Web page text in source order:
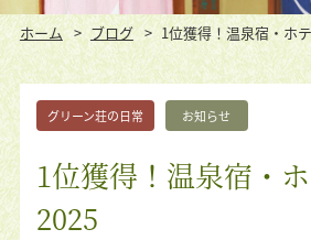
ホーム ブログ 1位獲得！温泉宿・ホ
グリーン荘の日常 お知らせ
1位獲得！温泉宿・
2025